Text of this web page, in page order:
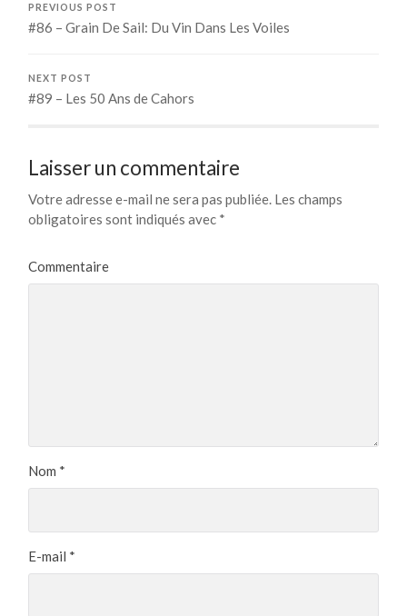
PREVIOUS POST
#86 – Grain De Sail: Du Vin Dans Les Voiles
NEXT POST
#89 – Les 50 Ans de Cahors
Laisser un commentaire
Votre adresse e-mail ne sera pas publiée. Les champs
obligatoires sont indiqués avec *
Commentaire
Nom *
E-mail *